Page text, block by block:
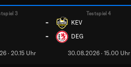
3
-
-
· 20.15 Uhr
Testspiel 4
KEV
DEG
30.08.2026 · 15.00 Uhr